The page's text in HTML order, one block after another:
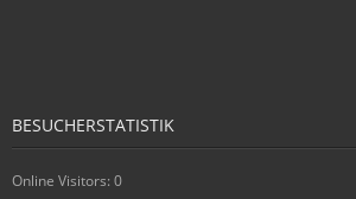
BESUCHERSTATISTIK
Online Visitors: 0